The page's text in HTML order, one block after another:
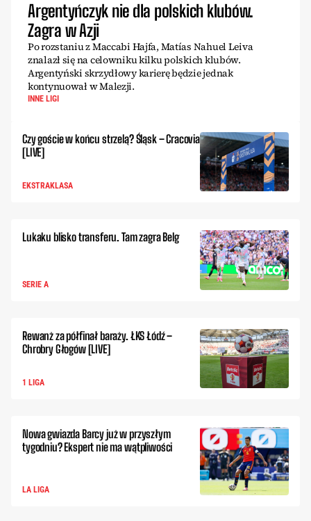
Argentyńczyk nie dla polskich klubów.
Zagra w Azji
Po rozstaniu z Maccabi Hajfa, Matías Nahuel Leiva
znalazł się na celowniku kilku polskich klubów.
Argentyński skrzydłowy karierę będzie jednak
kontynuował w Malezji.
INNE LIGI
Czy goście w końcu strzelą? Śląsk – Cracovia
[LIVE]
EKSTRAKLASA
Lukaku blisko transferu. Tam zagra Belg
SERIE A
Rewanż za półfinał baraży. ŁKS Łódź –
Chrobry Głogów [LIVE]
1 LIGA
Nowa gwiazda Barcy już w przyszłym
tygodniu? Ekspert nie ma wątpliwości
LA LIGA